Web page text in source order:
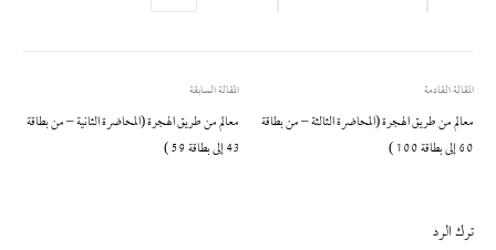
المقالة السابقة
معالم من طريق الهجرة (المحاضرة الثانية – من بطاقة
43 إلى بطاقة 59 )
المقالة القادمة
معالم من طريق الهجرة (المحاضرة الثالثة – من بطاقة
60 إلى بطاقة 100 )
ترك الرد